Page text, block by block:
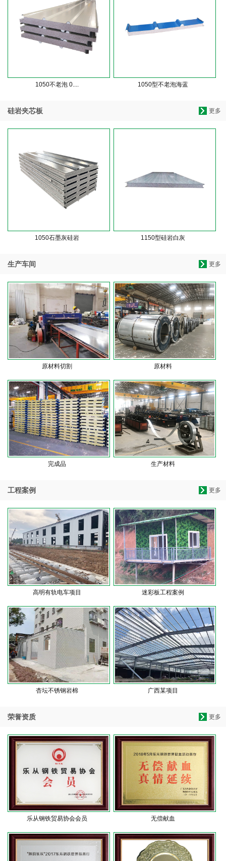
1050不老泡 0.... 1050型不老泡海蓝
更多
硅岩夹芯板
1050石墨灰硅岩 1150型硅岩白灰
更多
生产车间
原材料切割 原材料
完成品 生产材料
更多
工程案例
高明有轨电车项目 迷彩板工程案例
杏坛不锈钢岩棉 广西某项目
更多
荣誉资质
乐从钢铁贸易协会会员 无偿献血